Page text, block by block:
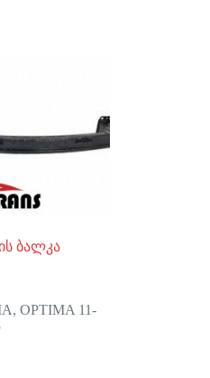
ბალკა
,OPTIMA 11-